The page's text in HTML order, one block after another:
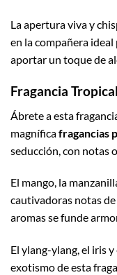
La apertura viva y
en la compañera
aportar un toque de
Fragancia
Ábrete a esta
magníficafragancias
seducción, con notas
El mango, la
cautivadoras notas
aromas se funde
El ylang-ylang, el iris
exotismo de esta